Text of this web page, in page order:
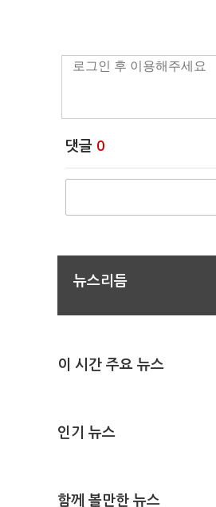
댓글 0
뉴스리듬
이 시간 주요 뉴스
인기 뉴스
함께 볼만한 뉴스